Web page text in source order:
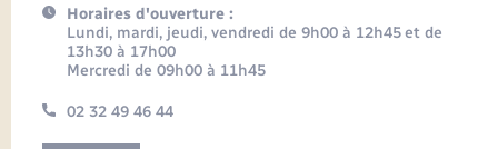
Horaires d'ouverture :
Lundi, mardi, jeudi, vendredi de 9h00 à 12h45 et de
13h30 à 17h00
Mercredi de 09h00 à 11h45
02 32 49 46 44